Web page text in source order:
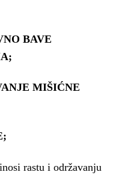
BAVE
MIŠIĆNE
rastu i održavanju